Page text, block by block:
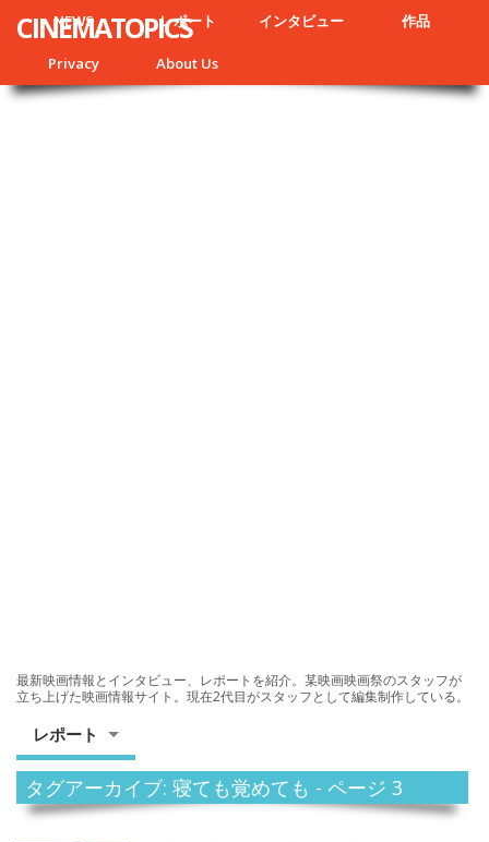
NEWS レポート インタビュー 作品
Privacy About Us
CINEMATOPICS
最新映画情報とインタビュー、レポートを紹介。某映画映画祭のスタッフが
立ち上げた映画情報サイト。現在2代目がスタッフとして編集制作している。
レポート
タグアーカイブ: 寝ても覚めても - ページ 3